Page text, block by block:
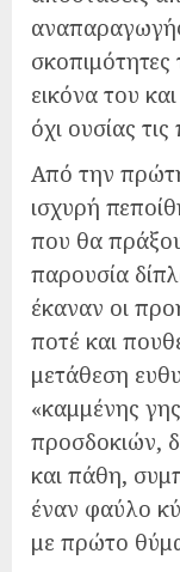
εικόνα του
όχι ουσίας
Από την
ισχυρή
που θα
παρουσία
έκαναν οι
ποτέ και
μετάθεση
«καμμένης
προσδοκιών,
και πάθη,
έναν φαύλο
με πρώτο